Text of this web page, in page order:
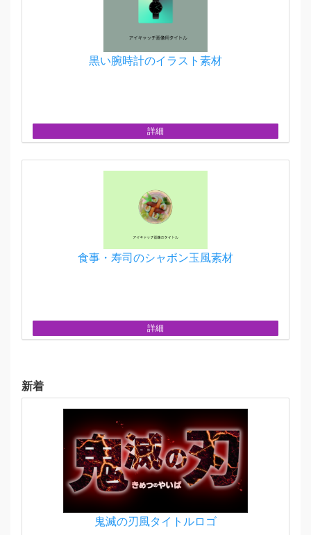
黒い腕時計のイラスト素材
詳細
食事・寿司のシャボン玉風素材
詳細
新着
鬼滅の刃風タイトルロゴ